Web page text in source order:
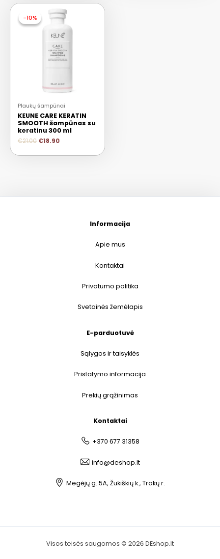
-10%
-10%
Plaukų šampūnai
KEUNE CARE KERATIN
SMOOTH šampūnas su
keratinu 300 ml
€21.00 €18.90
Informacija
Apie mus
Kontaktai
Privatumo politika
Svetainės žemėlapis
E-parduotuvė
Sąlygos ir taisyklės
Pristatymo informacija
Prekių grąžinimas
Kontaktai
+370 677 31358
info@deshop.lt
Megėjų g. 5A, Žukiškių k., Trakų r.
Visos teisės saugomos © 2026 DEshop.lt